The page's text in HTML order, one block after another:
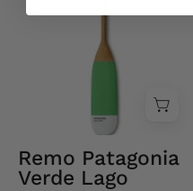
Remo Patagonia
Verde Lago